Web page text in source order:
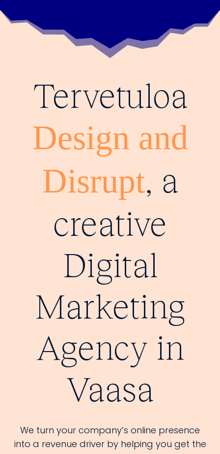
Tervetuloa
Design and
Disrupt, a
creative
Digital
Marketing
Agency in
Vaasa
We turn your company’s online presence
into a revenue driver by helping you get the